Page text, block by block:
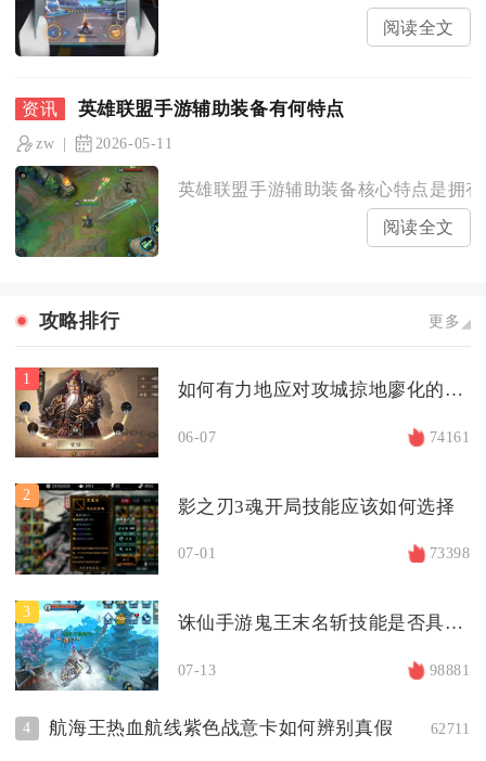
阅读全文
英雄联盟手游辅助装备有何特点
zw 2026-05-11
英雄联盟手游辅助装备核心特点是拥
阅读全文
攻略排行 更多
1
如何有力地应对攻城掠地廖化的进攻
06-07 74161
2
影之刃3魂开局技能应该如何选择
07-01 73398
3
诛仙手游鬼王末名斩技能是否具备aoe伤害
07-13 98881
4 航海王热血航线紫色战意卡如何辨别真假 62711